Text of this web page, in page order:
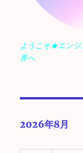
ようこそ★エンジ
界へ
2026年8月